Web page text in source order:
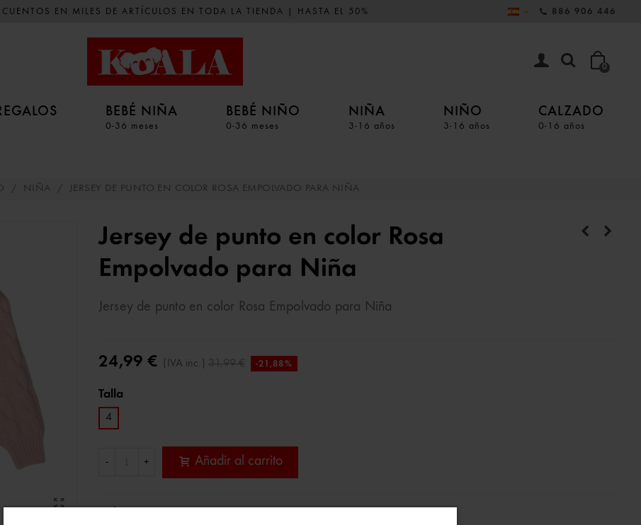
EN MILES DE ARTÍCULOS EN TODA LA TIENDA | HASTA EL 50% 886 906 446
0
BEBÉ NIÑA
0-36 meses
BEBÉ NIÑO
0-36 meses
NIÑA
3-16 años
NIÑO
3-16 años
CALZADO
0-16 años
/ NIÑA / JERSEY DE PUNTO EN COLOR ROSA EMPOLVADO PARA NIÑA
Jersey de punto en color Rosa
Empolvado para Niña
Jersey de punto en color Rosa Empolvado para Niña
24,99 € (IVA inc.) 31,99 € -21,88%
Talla
4
- + Añadir al carrito